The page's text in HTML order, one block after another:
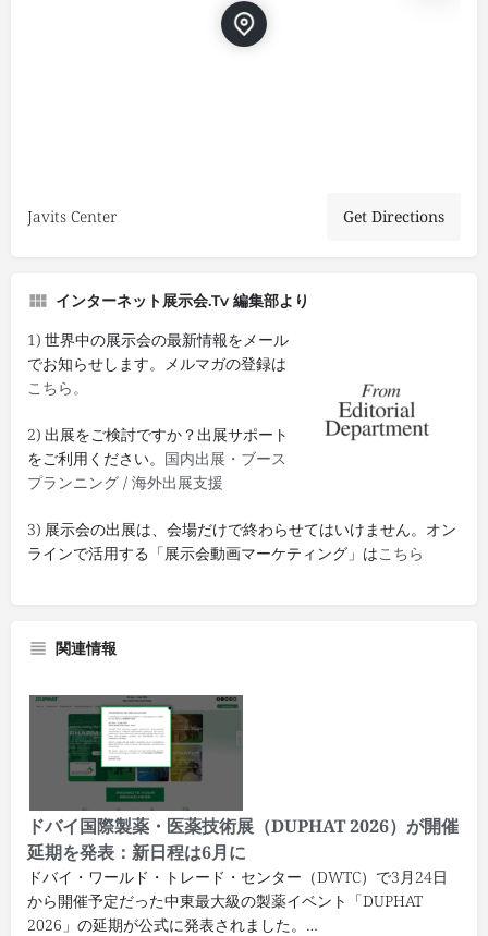
Javits Center Get Directions
インターネット展示会.tv 編集部より
1) 世界中の展示会の最新情報をメール
でお知らせします。メルマガの登録は
こちら。
2) 出展をご検討ですか？出展サポート
をご利用ください。 国内出展・ブース
プランニング / 海外出展支援
3) 展示会の出展は、会場だけで終わらせてはいけません。オン
ラインで活用する「展示会動画マーケティング」はこちら
関連情報
ドバイ国際製薬・医薬技術展（DUPHAT 2026）が開催
延期を発表：新日程は6月に
ドバイ・ワールド・トレード・センター（DWTC）で3月24日
から開催予定だった中東最大級の製薬イベント「DUPHAT
2026」の延期が公式に発表されました。…